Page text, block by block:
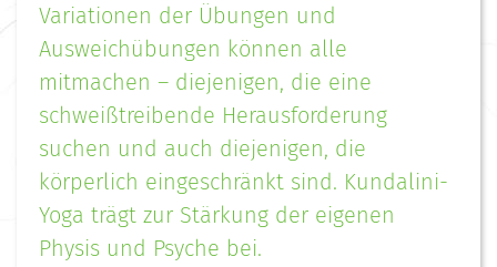
Variationen der Übungen und
Ausweichübungen können alle
mitmachen – diejenigen, die eine
schweißtreibende Herausforderung
suchen und auch diejenigen, die
körperlich eingeschränkt sind. Kundalini-
Yoga trägt zur Stärkung der eigenen
Physis und Psyche bei.